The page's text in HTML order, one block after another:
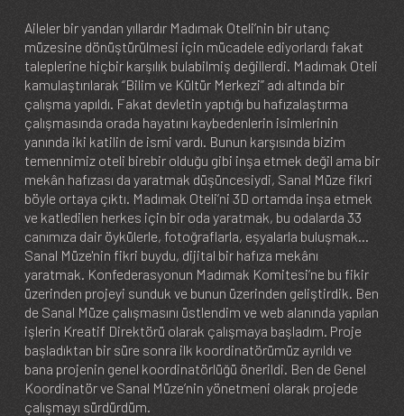
Aileler bir yandan yıllardır Madımak Oteli’nin bir utanç
müzesine dönüştürülmesi için mücadele ediyorlardı fakat
taleplerine hiçbir karşılık bulabilmiş değillerdi. Madımak Oteli
kamulaştırılarak “Bilim ve Kültür Merkezi” adı altında bir
çalışma yapıldı. Fakat devletin yaptığı bu hafızalaştırma
çalışmasında orada hayatını kaybedenlerin isimlerinin
yanında iki katilin de ismi vardı. Bunun karşısında bizim
temennimiz oteli birebir olduğu gibi inşa etmek değil ama bir
mekân hafızası da yaratmak düşüncesiydi, Sanal Müze fikri
böyle ortaya çıktı. Madımak Oteli’ni 3D ortamda inşa etmek
ve katledilen herkes için bir oda yaratmak, bu odalarda 33
canımıza dair öykülerle, fotoğraflarla, eşyalarla buluşmak…
Sanal Müze'nin fikri buydu, dijital bir hafıza mekânı
yaratmak. Konfederasyonun Madımak Komitesi’ne bu fikir
üzerinden projeyi sunduk ve bunun üzerinden geliştirdik. Ben
de Sanal Müze çalışmasını üstlendim ve web alanında yapılan
işlerin Kreatif Direktörü olarak çalışmaya başladım. Proje
başladıktan bir süre sonra ilk koordinatörümüz ayrıldı ve
bana projenin genel koordinatörlüğü önerildi. Ben de Genel
Koordinatör ve Sanal Müze’nin yönetmeni olarak projede
çalışmayı sürdürdüm.